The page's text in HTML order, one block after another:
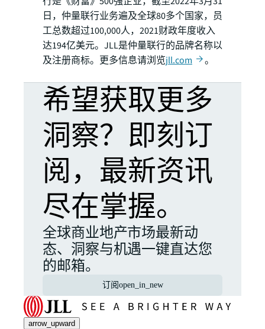
日，仲量联行业务遍及全球80多个国家，员
工总数超过100,000人，2021财政年度收入
达194亿美元。JLL是仲量联行的品牌名称以
及注册商标。更多信息请浏览jll.com 。
希望获取更多
洞察？即刻订
阅，最新资讯
尽在掌握。
全球商业地产市场最新动
态、洞察与机遇一键直达您
的邮箱。
订阅 open_in_new
arrow_upward